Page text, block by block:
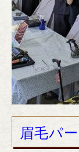
眉毛パ